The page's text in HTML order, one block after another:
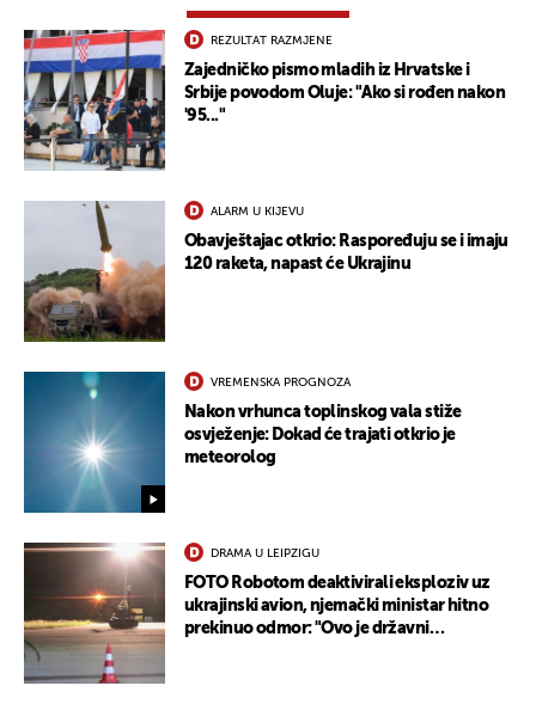
REZULTAT RAZMJENE
Zajedničko pismo mladih iz Hrvatske i
Srbije povodom Oluje: "Ako si rođen nakon
'95..."
ALARM U KIJEVU
Obavještajac otkrio: Raspoređuju se i imaju
120 raketa, napast će Ukrajinu
VREMENSKA PROGNOZA
Nakon vrhunca toplinskog vala stiže
osvježenje: Dokad će trajati otkrio je
meteorolog
DRAMA U LEIPZIGU
FOTO Robotom deaktivirali eksploziv uz
ukrajinski avion, njemački ministar hitno
prekinuo odmor: "Ovo je državni
UKLJUČITE NOTIFIKACIJE